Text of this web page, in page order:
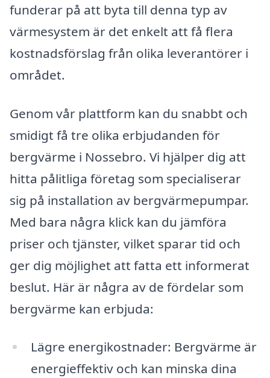
funderar på att byta till denna typ av
värmesystem är det enkelt att få flera
kostnadsförslag från olika leverantörer i
området.
Genom vår plattform kan du snabbt och
smidigt få tre olika erbjudanden för
bergvärme i Nossebro. Vi hjälper dig att
hitta pålitliga företag som specialiserar
sig på installation av bergvärmepumpar.
Med bara några klick kan du jämföra
priser och tjänster, vilket sparar tid och
ger dig möjlighet att fatta ett informerat
beslut. Här är några av de fördelar som
bergvärme kan erbjuda:
Lägre energikostnader: Bergvärme är
energieffektiv och kan minska dina